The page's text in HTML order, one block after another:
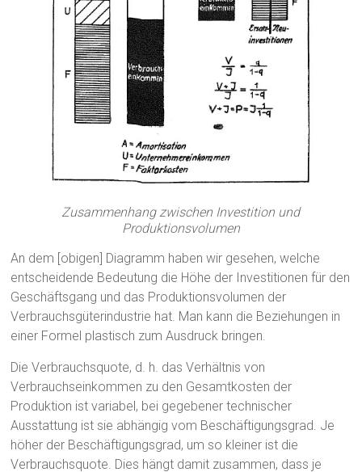
Zusammenhang zwischen Investition und
Produktionsvolumen
An dem [obigen] Diagramm haben wir gesehen, welche
entscheidende Bedeutung die Höhe der Investitionen für den
Geschäftsgang und das Produktionsvolumen der
Verbrauchsgüterindustrie hat. Man kann die Beziehungen in
einer Formel plastisch zum Ausdruck bringen.
Die Verbrauchsquote, d. h. das Verhältnis von
Verbrauchseinkommen zu den Gesamtkosten der
Produktion ist variabel, bei gegebener technischer
Ausstattung ist sie abhängig vom Beschäftigungsgrad. Je
höher der Beschäftigungsgrad, um so kleiner ist die
Verbrauchsquote. Dies hängt damit zusammen, dass je